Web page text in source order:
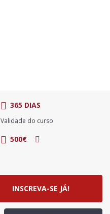
365 DIAS
Validade do curso
500€
INSCREVA-SE JÁ!